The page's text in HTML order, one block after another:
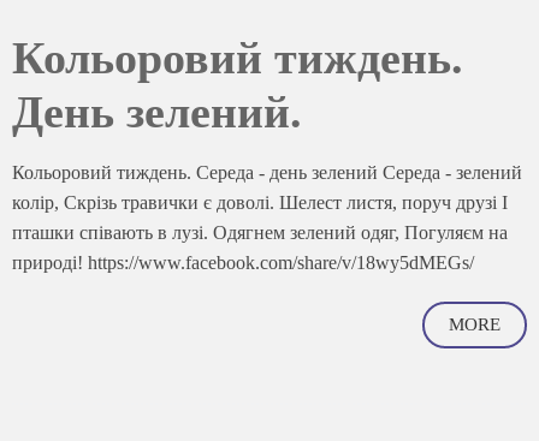
Кольоровий тиждень.
День зелений.
Кольоровий тиждень. Середа - день зелений Середа - зелений
колір, Скрізь травички є доволі. Шелест листя, поруч друзі І
пташки співають в лузі. Одягнем зелений одяг, Погуляєм на
природі! https://www.facebook.com/share/v/18wy5dMEGs/
MORE